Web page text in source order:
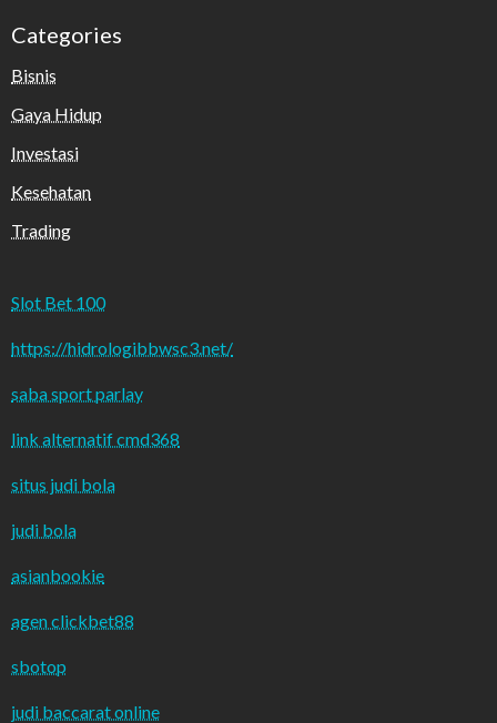
Categories
Bisnis
Gaya Hidup
Investasi
Kesehatan
Trading
Slot Bet 100
https://hidrologibbwsc3.net/
saba sport parlay
link alternatif cmd368
situs judi bola
judi bola
asianbookie
agen clickbet88
sbotop
judi baccarat online